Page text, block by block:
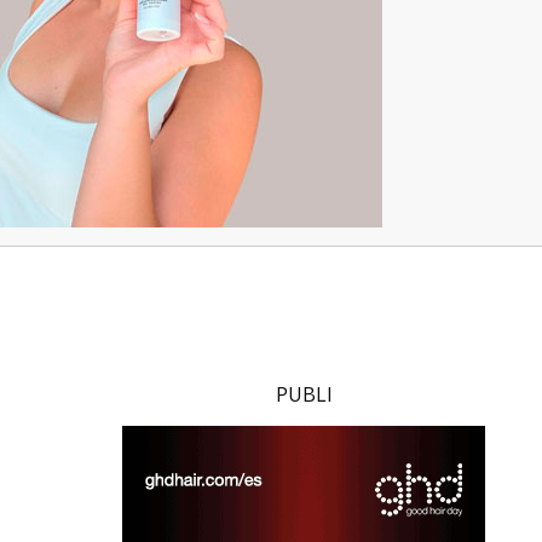
PUBLI